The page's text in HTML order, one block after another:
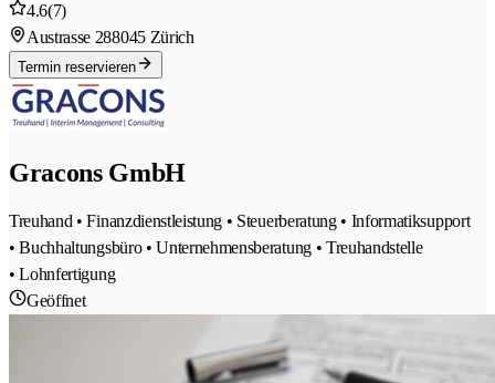
4.6(7)
Austrasse 288045 Zürich
Termin reservieren
Gracons GmbH
Treuhand • Finanzdienstleistung • Steuerberatung • Informatiksupport
• Buchhaltungsbüro • Unternehmensberatung • Treuhandstelle
• Lohnfertigung
Geöffnet